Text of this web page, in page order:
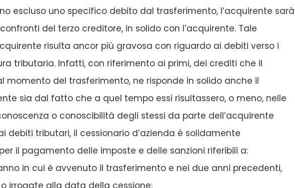
escluso uno specifico debito dal trasferimento, l’acquirente sarà
del terzo creditore, in solido con l’acquirente. Tale
risulta ancor più gravosa con riguardo ai debiti verso i
tributaria. Infatti, con riferimento ai primi, dei crediti che il
momento del trasferimento, ne risponde in solido anche il
sia dal fatto che a quel tempo essi risultassero, o meno, nelle
o conoscibilità degli stessi da parte dell’acquirente
debiti tributari, il cessionario d’azienda è solidamente
il pagamento delle imposte e delle sanzioni riferibili a:
in cui è avvenuto il trasferimento e nei due anni precedenti,
irrogate alla data della cessione;